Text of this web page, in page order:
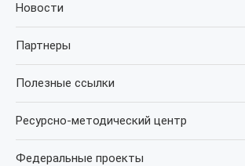
Новости
Партнеры
Полезные ссылки
Ресурсно-методический центр
Федеральные проекты